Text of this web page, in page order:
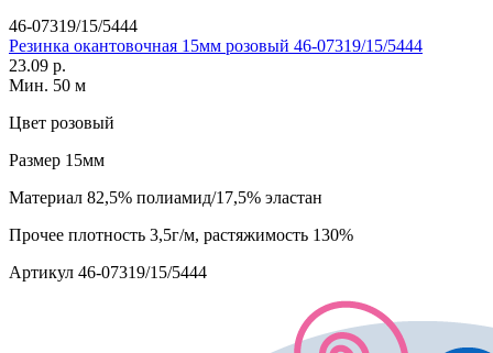
46-07319/15/5444
Резинка окантовочная 15мм розовый 46-07319/15/5444
23.09 р.
Мин. 50 м
Цвет розовый
Размер 15мм
Материал 82,5% полиамид/17,5% эластан
Прочее плотность 3,5г/м, растяжимость 130%
Артикул 46-07319/15/5444